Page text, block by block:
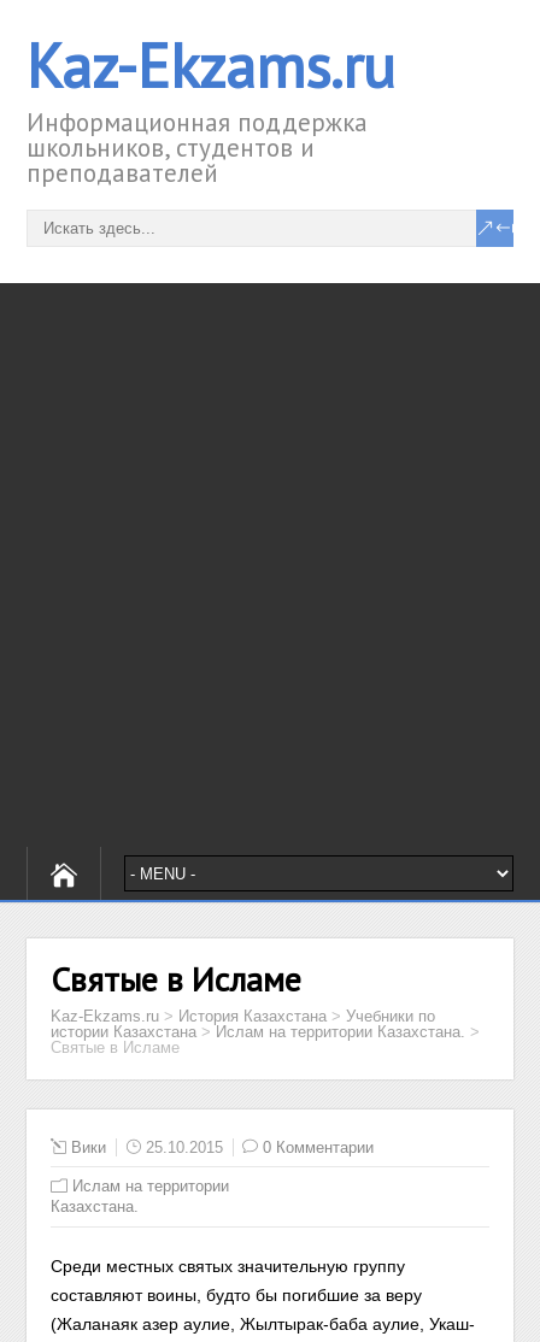
Kaz-Ekzams.ru
Информационная поддержка
школьников, студентов и
преподавателей
Святые в Исламе
Kaz-Ekzams.ru > История Казахстана >Учебники по
истории Казахстана > Ислам на территории Казахстана. >
Святые в Исламе
Вики 25.10.2015 0 Комментарии
Ислам на территории
Казахстана.
Среди местных святых значительную группу
составляют воины, будто бы погибшие за веру
(Жаланаяк азер аулие, Жылтырак-баба аулие, Укаш-